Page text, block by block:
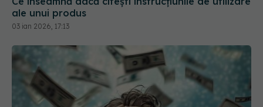
03 ian 2026, 17:13